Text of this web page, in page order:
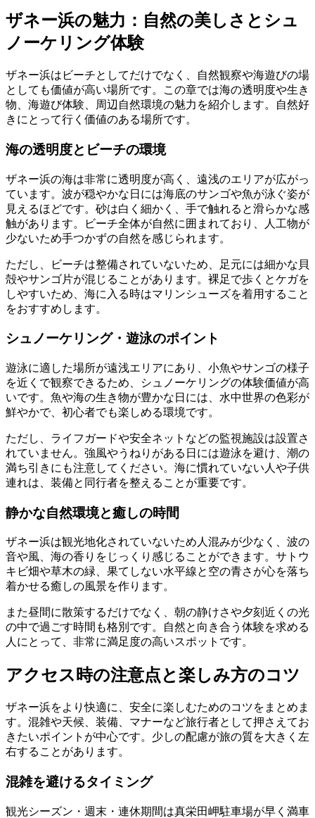
ザネー浜の魅力：自然の美しさとシュ
ノーケリング体験
ザネー浜はビーチとしてだけでなく、自然観察や海遊びの場
としても価値が高い場所です。この章では海の透明度や生き
物、海遊び体験、周辺自然環境の魅力を紹介します。自然好
きにとって行く価値のある場所です。
海の透明度とビーチの環境
ザネー浜の海は非常に透明度が高く、遠浅のエリアが広がっ
ています。波が穏やかな日には海底のサンゴや魚が泳ぐ姿が
見えるほどです。砂は白く細かく、手で触れると滑らかな感
触があります。ビーチ全体が自然に囲まれており、人工物が
少ないため手つかずの自然を感じられます。
ただし、ビーチは整備されていないため、足元には細かな貝
殻やサンゴ片が混じることがあります。裸足で歩くとケガを
しやすいため、海に入る時はマリンシューズを着用すること
をおすすめします。
シュノーケリング・遊泳のポイント
遊泳に適した場所が遠浅エリアにあり、小魚やサンゴの様子
を近くで観察できるため、シュノーケリングの体験価値が高
いです。魚や海の生き物が豊かな日には、水中世界の色彩が
鮮やかで、初心者でも楽しめる環境です。
ただし、ライフガードや安全ネットなどの監視施設は設置さ
れていません。強風やうねりがある日には遊泳を避け、潮の
満ち引きにも注意してください。海に慣れていない人や子供
連れは、装備と同行者を整えることが重要です。
静かな自然環境と癒しの時間
ザネー浜は観光地化されていないため人混みが少なく、波の
音や風、海の香りをじっくり感じることができます。サトウ
キビ畑や草木の緑、果てしない水平線と空の青さが心を落ち
着かせる癒しの風景を作ります。
また昼間に散策するだけでなく、朝の静けさや夕刻近くの光
の中で過ごす時間も格別です。自然と向き合う体験を求める
人にとって、非常に満足度の高いスポットです。
アクセス時の注意点と楽しみ方のコツ
ザネー浜をより快適に、安全に楽しむためのコツをまとめま
す。混雑や天候、装備、マナーなど旅行者として押さえてお
きたいポイントが中心です。少しの配慮が旅の質を大きく左
右することがあります。
混雑を避けるタイミング
観光シーズン・週末・連休期間は真栄田岬駐車場が早く満車